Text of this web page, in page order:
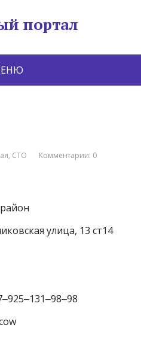
портал
, СТО Комментарии: 0
улица, 13 ст14